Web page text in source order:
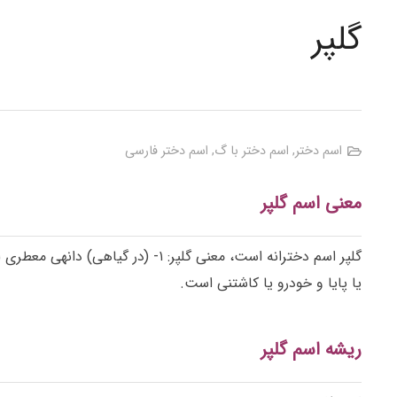
گلپر
اسم دختر, اسم دختر با گ, اسم دختر فارسی
معنی اسم گلپر
یا پایا و خودرو یا کاشتنی است.
ریشه اسم گلپر